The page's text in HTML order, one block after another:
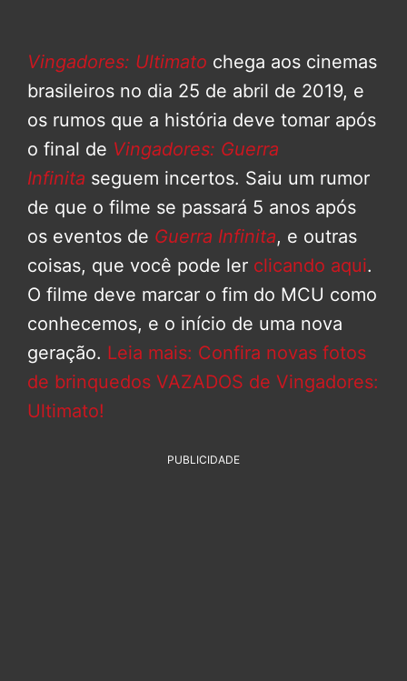
Vingadores: Ultimato chega aos cinemas
brasileiros no dia 25 de abril de 2019, e
os rumos que a história deve tomar após
o final de Vingadores: Guerra
Infinita seguem incertos. Saiu um rumor
de que o filme se passará 5 anos após
os eventos de Guerra Infinita, e outras
coisas, que você pode ler clicando aqui.
O filme deve marcar o fim do MCU como
conhecemos, e o início de uma nova
geração. Leia mais: Confira novas fotos
de brinquedos VAZADOS de Vingadores:
Ultimato!
PUBLICIDADE